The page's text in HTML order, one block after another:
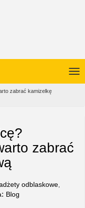
zabrać kamizelkę
zabrać
odblaskowe
Blog